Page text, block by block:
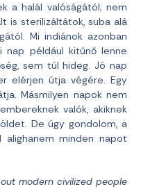
a halál valóságától; nem
is sterilizáltátok, suba alá
Mi indiánok azonban
nap például kitűnő lenne
sem túl hideg. Jó nap
elérjen útja végére. Egy
Másmilyen napok nem
valók, akiknek
De úgy gondolom, a
minden napot
modern civilized people